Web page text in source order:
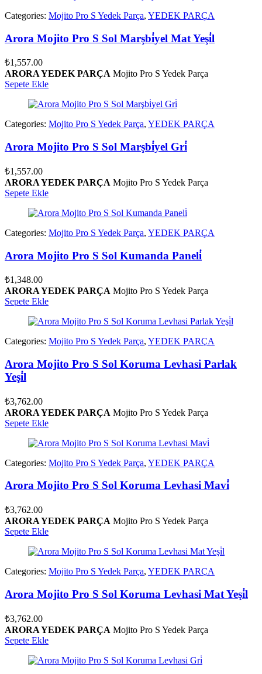
Categories: Mojito Pro S Yedek Parça, YEDEK PARÇA
Arora Mojito Pro S Sol Marşbi̇yel Mat Yeşi̇l
₺1,557.00
ARORA YEDEK PARÇA Mojito Pro S Yedek Parça
Sepete Ekle
Categories: Mojito Pro S Yedek Parça, YEDEK PARÇA
Arora Mojito Pro S Sol Marşbi̇yel Gri̇
₺1,557.00
ARORA YEDEK PARÇA Mojito Pro S Yedek Parça
Sepete Ekle
Categories: Mojito Pro S Yedek Parça, YEDEK PARÇA
Arora Mojito Pro S Sol Kumanda Paneli̇
₺1,348.00
ARORA YEDEK PARÇA Mojito Pro S Yedek Parça
Sepete Ekle
Categories: Mojito Pro S Yedek Parça, YEDEK PARÇA
Arora Mojito Pro S Sol Koruma Levhasi Parlak
Yeşi̇l
₺3,762.00
ARORA YEDEK PARÇA Mojito Pro S Yedek Parça
Sepete Ekle
Categories: Mojito Pro S Yedek Parça, YEDEK PARÇA
Arora Mojito Pro S Sol Koruma Levhasi Mavi̇
₺3,762.00
ARORA YEDEK PARÇA Mojito Pro S Yedek Parça
Sepete Ekle
Categories: Mojito Pro S Yedek Parça, YEDEK PARÇA
Arora Mojito Pro S Sol Koruma Levhasi Mat Yeşi̇l
₺3,762.00
ARORA YEDEK PARÇA Mojito Pro S Yedek Parça
Sepete Ekle